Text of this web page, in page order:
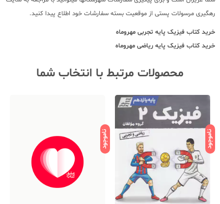
رهگیری مرسولات پستی از موقعیت بسته سفارشات خود اطلاع پیدا کنید.
خرید کتاب فیزیک پایه تجربی مهروماه
خرید کتاب فیزیک پایه ریاضی مهروماه
محصولات مرتبط با انتخاب شما
ناموجود ناموجود